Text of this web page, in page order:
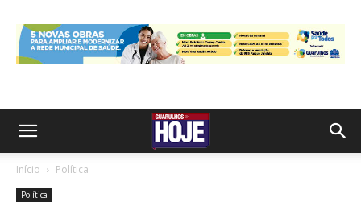
Início Política
Política